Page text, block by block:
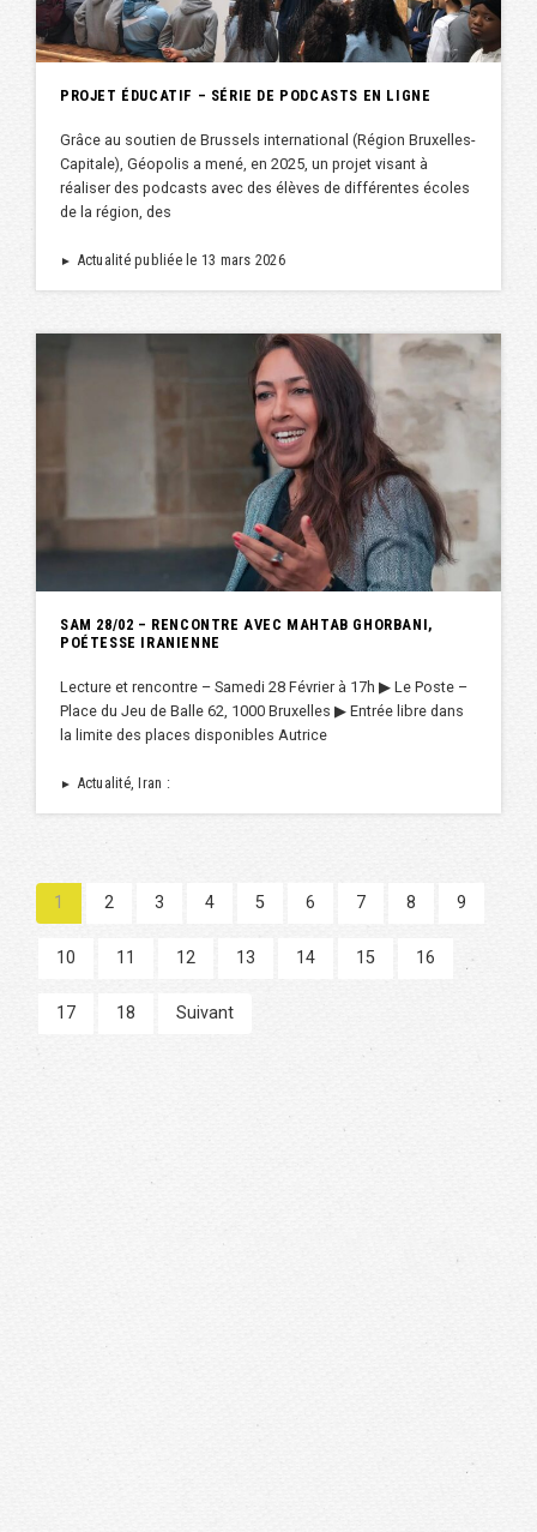
PROJET ÉDUCATIF – SÉRIE DE PODCASTS EN LIGNE
Grâce au soutien de Brussels international (Région Bruxelles-
Capitale), Géopolis a mené, en 2025, un projet visant à
réaliser des podcasts avec des élèves de différentes écoles
de la région, des
► Actualité publiée le 13 mars 2026
SAM 28/02 – RENCONTRE AVEC MAHTAB GHORBANI,
POÉTESSE IRANIENNE
Lecture et rencontre – Samedi 28 Février à 17h ▶︎ Le Poste –
Place du Jeu de Balle 62, 1000 Bruxelles ▶︎ Entrée libre dans
la limite des places disponibles Autrice
► Actualité, Iran :
1 2 3 4 5 6 7 8 9
10 11 12 13 14 15 16
17 18 Suivant